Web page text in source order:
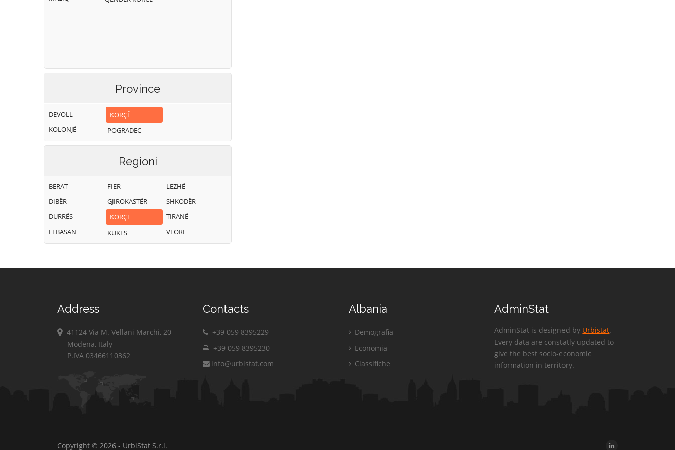
Province
DEVOLL
KOLONJË
KORÇË
POGRADEC
Regioni
BERAT
DIBËR
DURRËS
ELBASAN
FIER
GJIROKASTËR
KORÇË
KUKËS
LEZHË
SHKODËR
TIRANË
VLORË
Address
41124 Via M. Vellani Marchi, 20
Modena, Italy
P.IVA 03466110362
Contacts
+39 059 8395229
+39 059 8395230
info@urbistat.com
Albania
Demografia
Economia
Classifiche
AdminStat
AdminStat is designed by Urbistat.
Every data are constatly updated to
give the best socio-economic
information in territory.
Copyright © 2026 - UrbiStat S.r.l.